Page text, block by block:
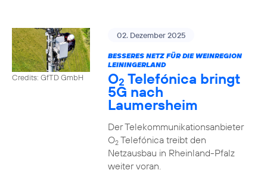
Credits: GfTD GmbH
02. Dezember 2025
BESSERES NETZ FÜR DIE WEINREGION
LEININGERLAND
O2 Telefónica bringt
5G nach
Laumersheim
Der Telekommunikationsanbieter
O2Telefónica treibt den
Netzausbau in Rheinland-Pfalz
weiter voran.